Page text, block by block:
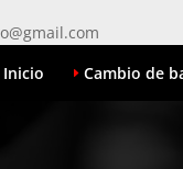
Inicio
Cambio de